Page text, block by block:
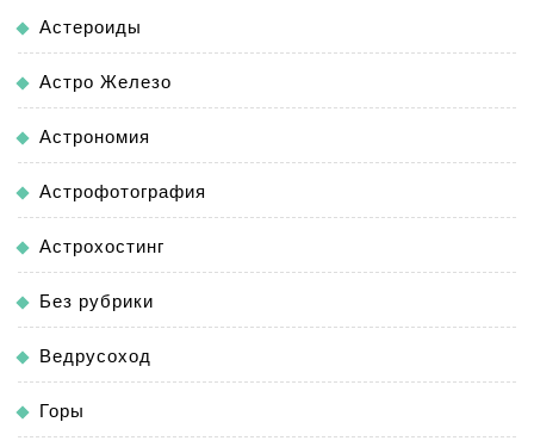
Астероиды
Астро Железо
Астрономия
Астрофотография
Астрохостинг
Без рубрики
Ведрусоход
Горы